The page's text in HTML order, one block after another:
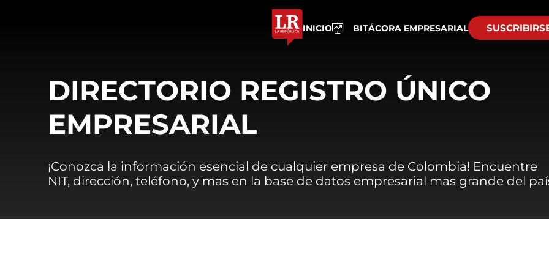
INICIO BITÁCORA EMPRESARIAL
DIRECTORIO REGISTRO ÚNICO
EMPRESARIAL
¡Conozca la información esencial de cualquier empresa de Colombia! Encuentre
NIT, dirección, teléfono, y mas en la base de datos empresarial mas grande del